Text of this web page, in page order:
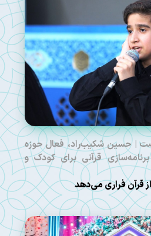
| حسین شکیب‌راد، فعال حوزه
قرآنی برای کودک و
قرآن فراری می‌دهد